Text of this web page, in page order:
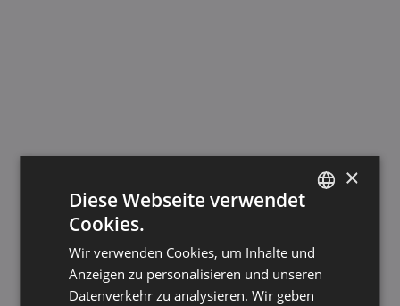
ENGLISH
×
Diese Webseite verwendet
Cookies.
Wir verwenden Cookies, um Inhalte und
Anzeigen zu personalisieren und unseren
Datenverkehr zu analysieren. Wir geben